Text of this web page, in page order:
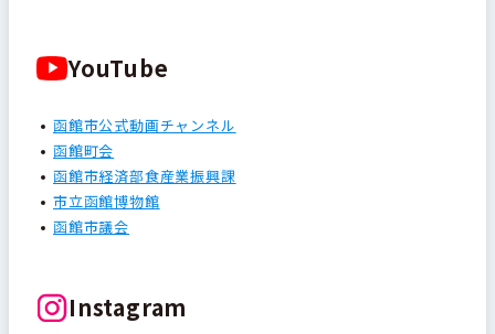
YouTube
函館市公式動画チャンネル
函館町会
函館市経済部食産業振興課
市立函館博物館
函館市議会
Instagram